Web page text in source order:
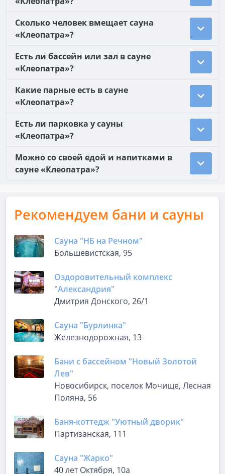
Сколько человек вмещает сауна
«Клеопатра»?
Есть ли бассейн или зал в сауне
«Клеопатра»?
Какие парные есть в сауне
«Клеопатра»?
Есть ли парковка у сауны
«Клеопатра»?
Можно со своей едой и напитками в
сауне «Клеопатра»?
Рекомендуем бани и сауны
Сауна "НБ на Речном"
Большевистская, 95
Оздоровительный комплекс
"Александрия"
Дмитрия Донского, 26/1
Сауна "Бурлинка"
Железнодорожная, 13
Бани с бассейном "Новый Золотой
Лев"
Новосибирск, поселок Мочище, Лесная
Поляна, 56
Баня-коттедж "Уютный дворик"
Партизанская, 111
Сауна "Жарко"
40 лет Октября, 10а